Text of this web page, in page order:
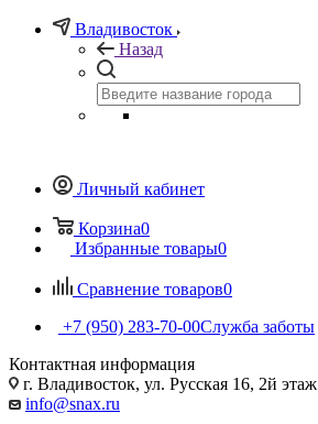
Владивосток
Назад
Личный кабинет
Корзина0
Избранные товары0
Сравнение товаров0
+7 (950) 283-70-00Служба заботы
Контактная информация
г. Владивосток, ул. Русская 16, 2й этаж
info@snax.ru